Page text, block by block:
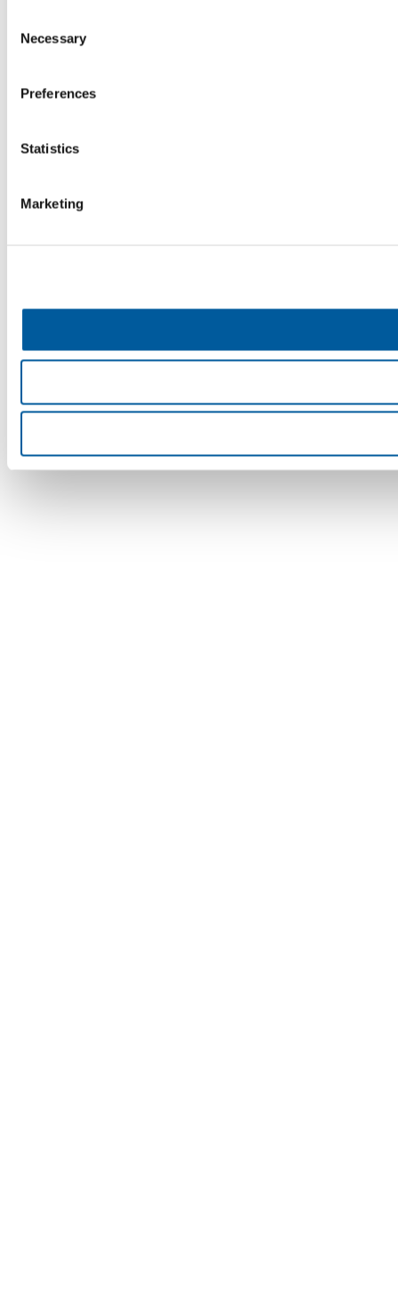
Selection
Necessary
Preferences
Statistics
Marketing